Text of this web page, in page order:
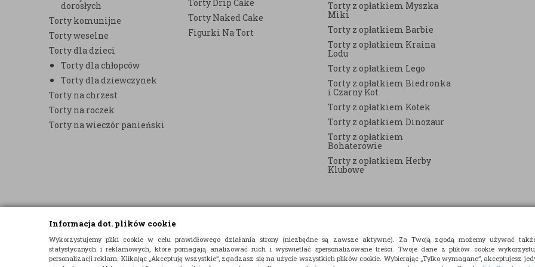
Informacja dot. plików cookie
Wykorzystujemy pliki cookie w celu prawidłowego działania strony (niezbędne są zawsze aktywne). Za Twoją zgodą możemy używać
statystycznych i reklamowych, które pomagają analizować ruch i wyświetlać spersonalizowane treści. Twoje dane z plików cookie
personalizacji reklam. Klikając „Akceptuję wszystkie”, zgadzasz się na użycie wszystkich plików cookie. Wybierając „Tylko wymagane”, akceptujesz
dorosłych
Torty komunijne
Torty weselne
Torty dla dzieci
Torty dla chłopców
Torty dla dziewczynek
Torty na chrzest
Torty na roczek
Torty na wieczór panieński
Torty Drip Cake
Torty Naked Cake
Figurki Na Tort
Torty z opłatkiem Myszka
Miki
Torty z opłatkiem Barbie
Torty z opłatkiem Kraina
Lodu
Torty z opłatkiem Lego
Torty z opłatkiem Biedronka
i Czarny Kot
Torty z opłatkiem Kotek
Torty z opłatkiem Dinozaur
Torty z opłatkiem
Bohaterowie
Torty z opłatkiem Herby
Klubowe
© 2015 E-TORT.PL - WSZELKIE PRAWA ZASTRZEŻONE
PROJEKT I OPROGRAMOWANIE SKLEPU:EBEXO